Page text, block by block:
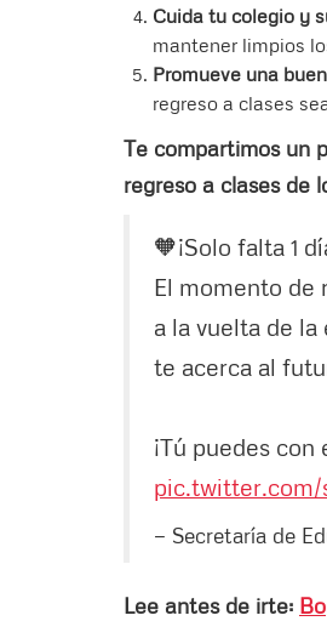
Cuida tu colegio y
mantener limpios
Promueve una
regreso a clases
Te compartimos un
regreso a clases de
🧡¡Solo falta 1
El momento de
a la vuelta de la
te acerca al
¡Tú puedes
pic.twitter.com/
— Secretaría de
Lee antes de irte: